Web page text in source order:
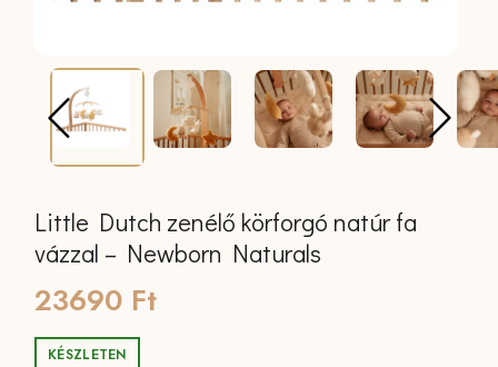
Little Dutch zenélő körforgó natúr fa
vázzal – Newborn Naturals
23690 Ft
KÉSZLETEN